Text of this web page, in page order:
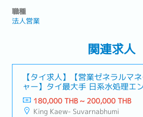
職種
法人営業
関連求人
【タイ求人】【営業ゼネラルマ
ャー】タイ最大手 日系水処理エ
アリング会社（好待遇、役職あり
180,000 THB ~ 200,000 THB
King Kaew- Suvarnabhumi